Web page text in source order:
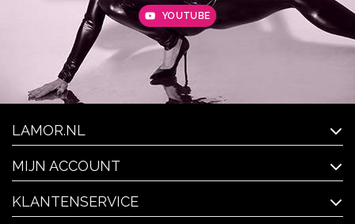
YOUTUBE
LAMOR.NL
MIJN ACCOUNT
KLANTENSERVICE